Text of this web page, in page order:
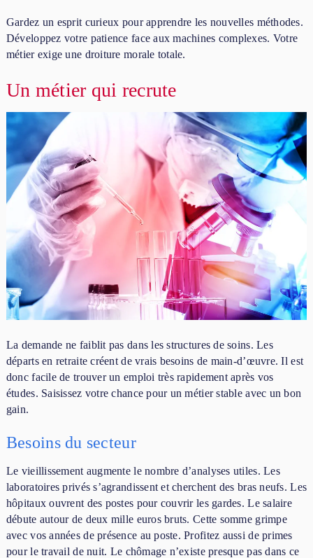
Gardez un esprit curieux pour apprendre les nouvelles méthodes.
Développez votre patience face aux machines complexes. Votre
métier exige une droiture morale totale.
Un métier qui recrute
La demande ne faiblit pas dans les structures de soins. Les
départs en retraite créent de vrais besoins de main-d’œuvre. Il est
donc facile de trouver un emploi très rapidement après vos
études. Saisissez votre chance pour un métier stable avec un bon
gain.
Besoins du secteur
Le vieillissement augmente le nombre d’analyses utiles. Les
laboratoires privés s’agrandissent et cherchent des bras neufs. Les
hôpitaux ouvrent des postes pour couvrir les gardes. Le salaire
débute autour de deux mille euros bruts. Cette somme grimpe
avec vos années de présence au poste. Profitez aussi de primes
pour le travail de nuit. Le chômage n’existe presque pas dans ce